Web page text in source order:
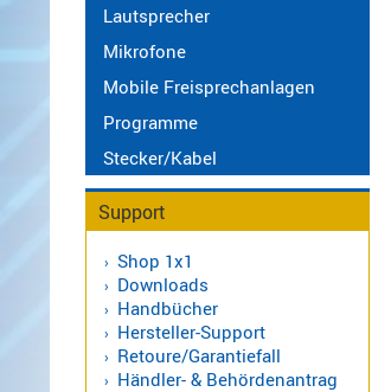
UMTS,
Multiband
Nagoya
Sirio
Umschalter
Zubehör
Lautsprecher
Mikrofone
Mobile Freisprechanlagen
Programme
Stecker/Kabel
Support
Shop 1x1
Downloads
Handbücher
Hersteller-Support
Retoure/Garantiefall
Händler- & Behördenantrag